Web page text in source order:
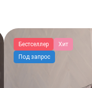
Бестселлер
Хит
Под запрос